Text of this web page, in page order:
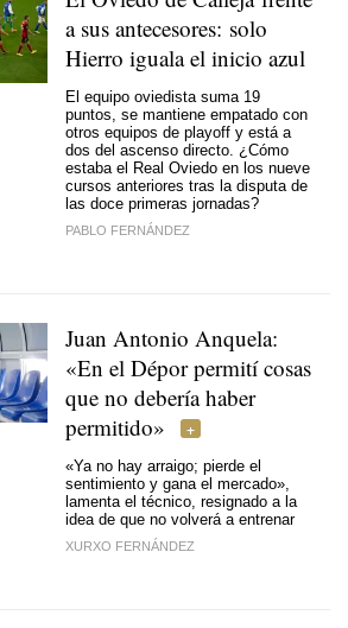
a sus antecesores: solo
Hierro iguala el inicio azul
El equipo oviedista suma 19
puntos, se mantiene empatado con
otros equipos de playoff y está a
dos del ascenso directo. ¿Cómo
estaba el Real Oviedo en los nueve
cursos anteriores tras la disputa de
las doce primeras jornadas?
PABLO FERNÁNDEZ
Juan Antonio Anquela:
«En el Dépor permití cosas
que no debería haber
permitido»
«Ya no hay arraigo; pierde el
sentimiento y gana el mercado»,
lamenta el técnico, resignado a la
idea de que no volverá a entrenar
XURXO FERNÁNDEZ